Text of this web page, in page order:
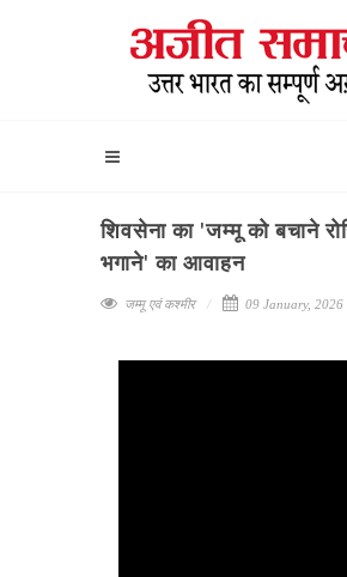
शिवसेना का 'जम्मू को बचाने
भगाने' का आवाहन
जम्मू एवं कश्मीर 09 January,